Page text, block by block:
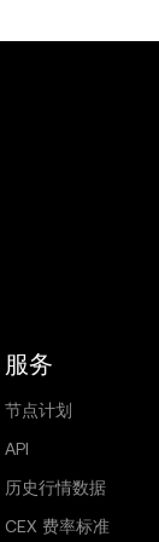
服务
节点计划
API
历史行情数据
CEX 费率标准